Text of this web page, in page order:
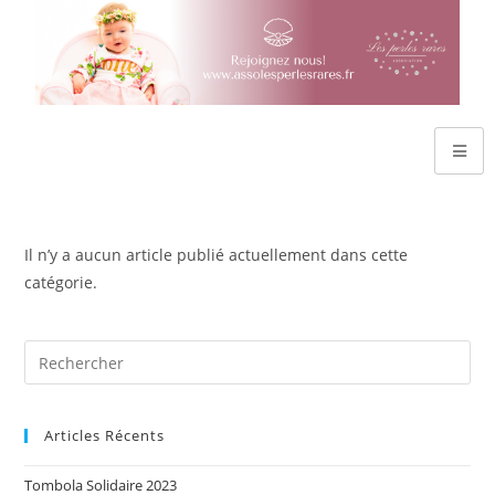
Il n’y a aucun article publié actuellement dans cette
catégorie.
Articles Récents
Tombola Solidaire 2023